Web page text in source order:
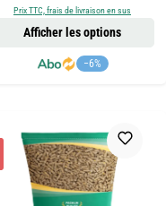
Prix TTC, frais de livraison en sus
−6%
Afficher les options